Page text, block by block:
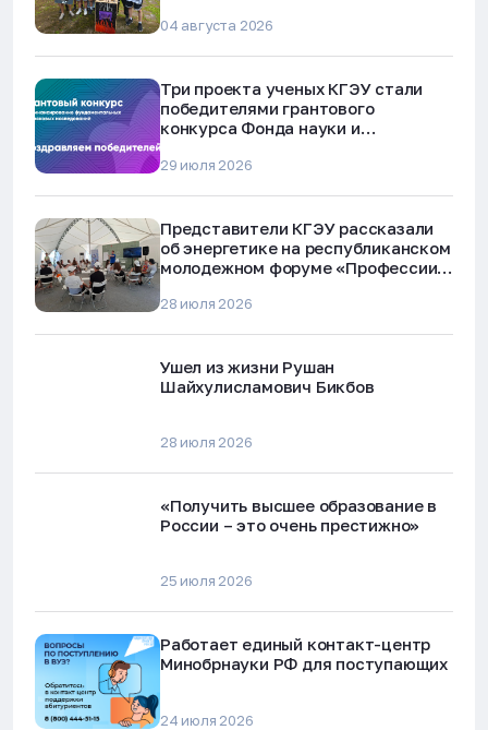
04 августа 2026
Три проекта ученых КГЭУ стали
победителями грантового
конкурса Фонда науки и
29 июля 2026
Представители КГЭУ рассказали
об энергетике на республиканском
молодежном форуме «Профессии
28 июля 2026
Ушел из жизни Рушан
Шайхулисламович Бикбов
28 июля 2026
«Получить высшее образование в
России – это очень престижно»
25 июля 2026
Работает единый контакт-центр
Минобрнауки РФ для поступающих
24 июля 2026